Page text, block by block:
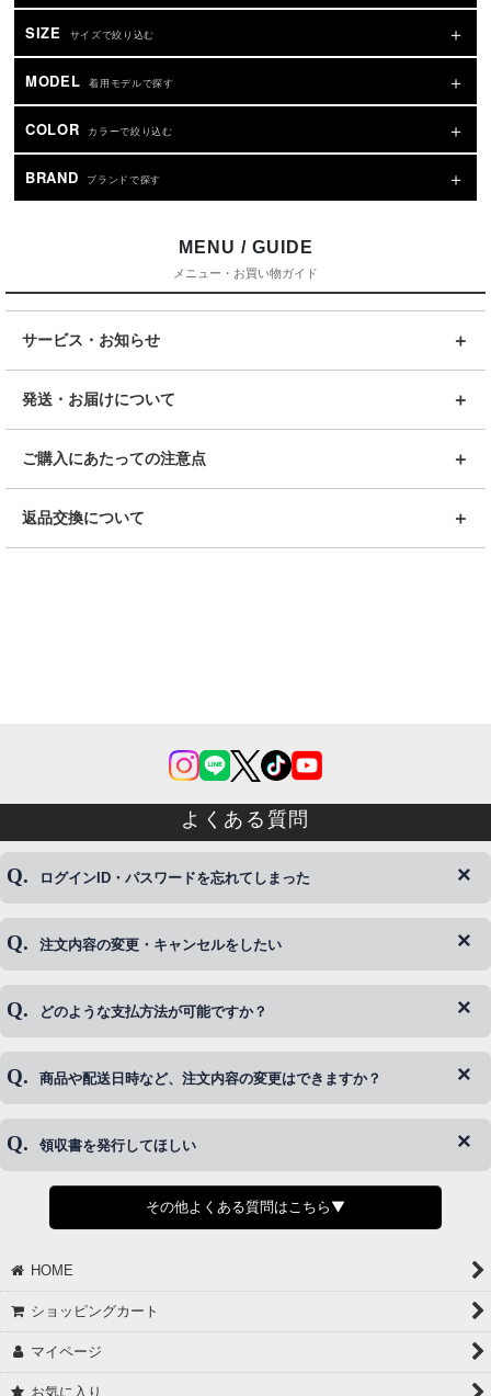
SIZE サイズで絞り込む
MODEL 着用モデルで探す
COLOR カラーで絞り込む
BRAND ブランドで探す
MENU / GUIDE
メニュー・お買い物ガイド
サービス・お知らせ
発送・お届けについて
ご購入にあたっての注意点
返品交換について
よくある質問
ログインID・パスワードを忘れてしまった
◆下記ページより、ログインIDの変更が可能です。
注文内容の変更・キャンセルをしたい
◆即日発送を行なっている関係上、午後以降のご連絡やキャンセル
※発送後、発送準備が完了しお手続きが間に合わない場合は変更、
どのような支払方法が可能ですか？
◆代金引換・クレジットカード・携帯キャリア決済・おねだり決
商品や配送日時など、注文内容の変更はできますか？
◆商品発送前の変更は承っております。
さい。
領収書を発行してほしい
◆領収書はご希望頂いた場合のみ発行しております。
【これからご注文する場合】
願いします。
②宛名（空欄は上様は不可）
③但し書き（空欄やお品代は不可）
その他よくある質問はこちら▼
HOME
ショッピングカート
マイページ
お気に入り